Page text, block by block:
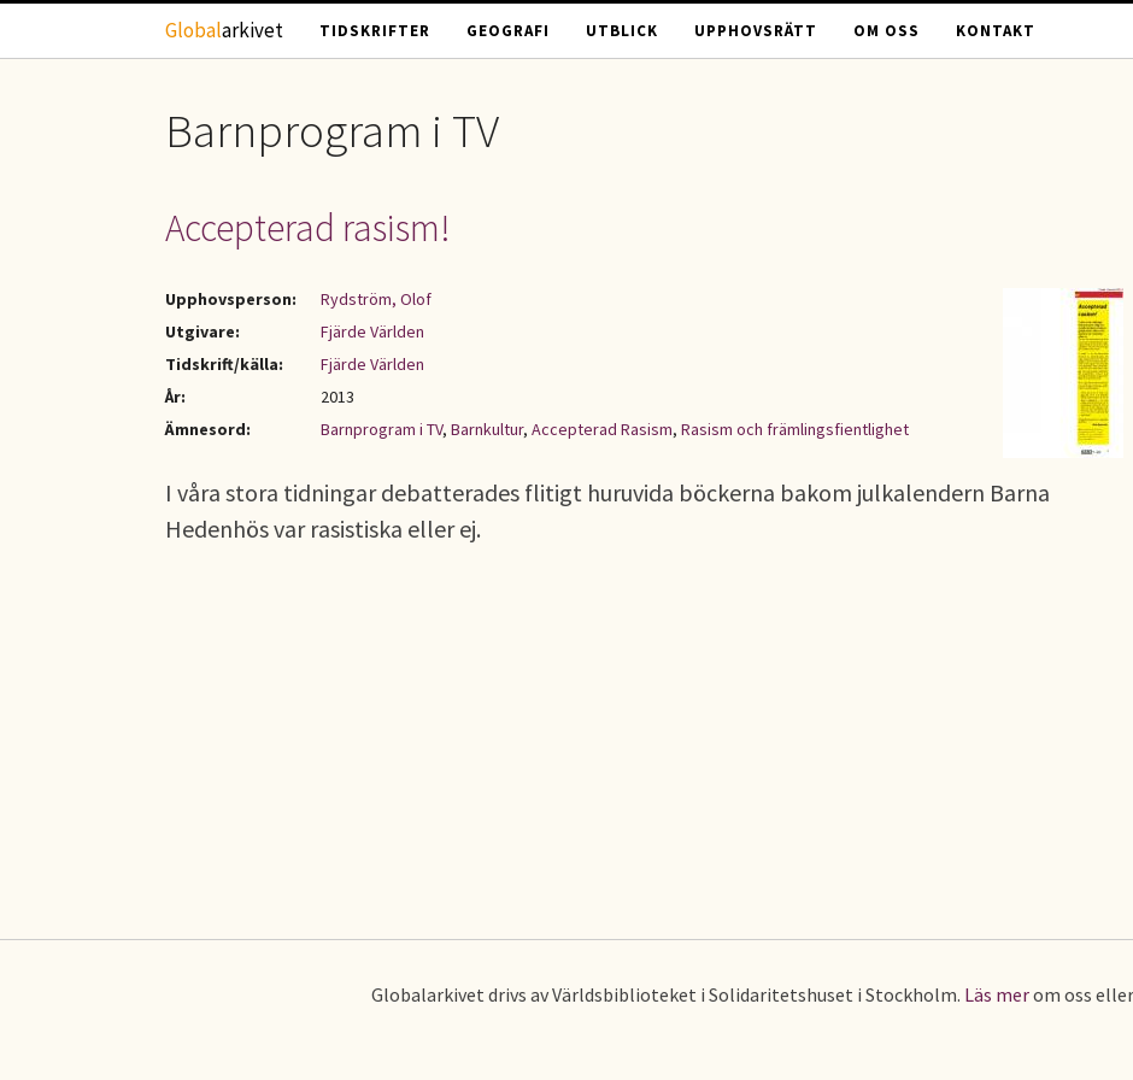
Hoppa till huvudinnehåll
Globalarkivet TIDSKRIFTER GEOGRAFI UTBLICK UPPHOVSRÄTT OM OSS KONTAKT
Barnprogram i TV
Accepterad rasism!
Upphovsperson:
Rydström, Olof
Utgivare:
Fjärde Världen
Tidskrift/källa:
Fjärde Världen
År:
2013
Ämnesord:
Barnprogram i TV, Barnkultur, Accepterad Rasism, Rasism och främlingsfientlighet
I våra stora tidningar debatterades flitigt huruvida böckerna bakom julkalendern Barna
Hedenhös var rasistiska eller ej.
Globalarkivet drivs av Världsbiblioteket i Solidaritetshuset i Stockholm. Läs merom oss eller